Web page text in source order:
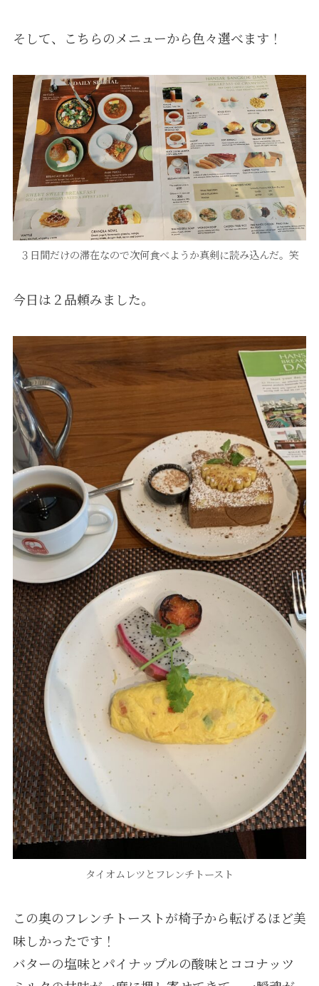
そして、こちらのメニューから色々選べます！
３日間だけの滞在なので次何食べようか真剣に読み込んだ。笑
今日は２品頼みました。
タイオムレツとフレンチトースト
この奥のフレンチトーストが椅子から転げるほど美
味しかったです！
バターの塩味とパイナップルの酸味とココナッツ